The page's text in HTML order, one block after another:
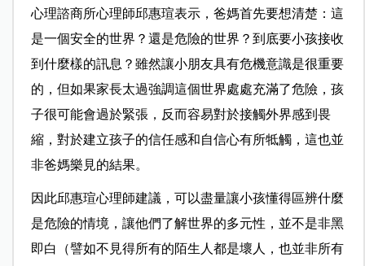
心理諮商所心理師邱惠瑄表示，爸媽首先要想清楚：這
是一個安全的世界？還是危險的世界？到底要小孩接收
到什麼樣的訊息？雖然讓小朋友具有危機意識是很重要
的，但如果家長太過強調這個世界處處充滿了危險，孩
子很可能會過於緊張，反而容易對於接觸外界感到畏
縮，對於建立孩子的信任感和自信心有所牴觸，這也並
非爸媽樂見的結果。
因此邱惠瑄心理師建議，可以盡量讓小孩懂得區辨什麼
是危險的情境，讓他們了解世界的多元性，並不是非黑
即白（譬如不見得所有的陌生人都是壞人，也並非所有